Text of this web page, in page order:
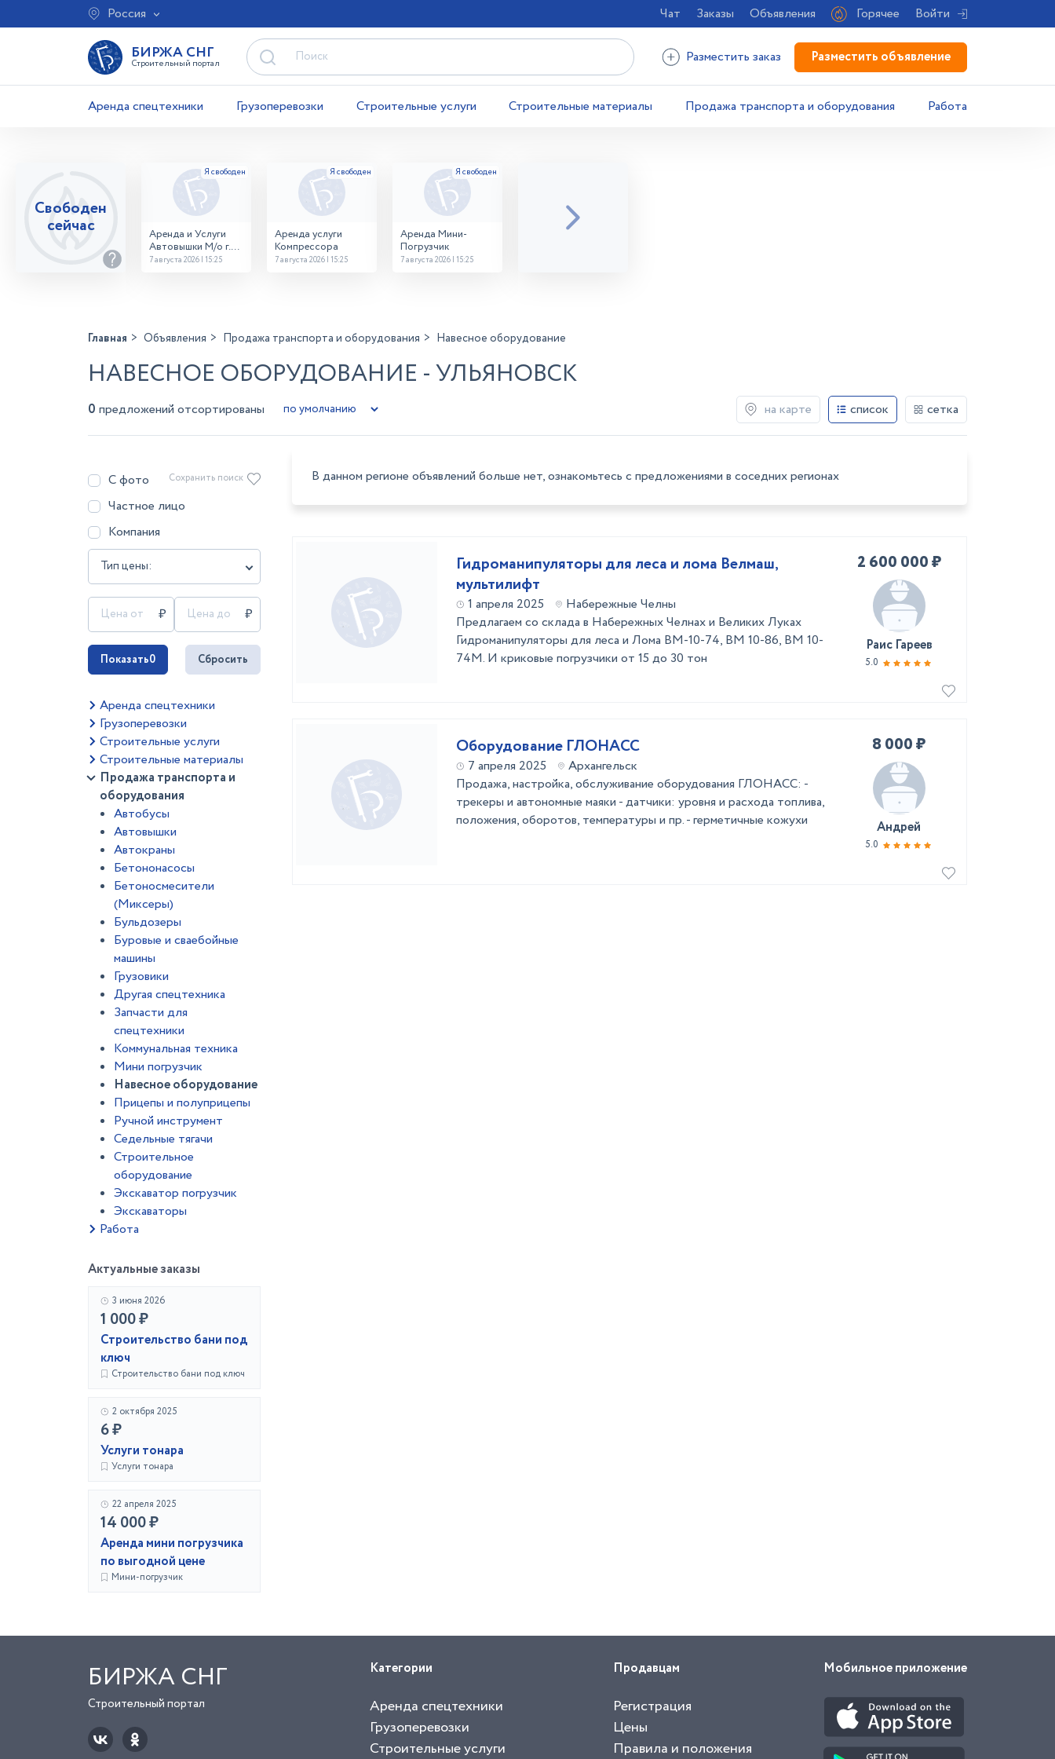
Россия Чат Заказы Объявления Горячее Войти
БИРЖА СНГ
Строительный портал Разместить заказ Разместить объявление
Аренда спецтехники Грузоперевозки Строительные услуги Строительные материалы Продажа транспорта и оборудования Работа
Свободен
сейчас
Аренда и Услуги
Автовышки М/о г.
Домодедово
7 августа 2026 | 15:25
Аренда услуги
Компрессора
7 августа 2026 | 15:25
Аренда Мини-
Погрузчик
7 августа 2026 | 15:25
Главная Объявления Продажа транспорта и оборудования Навесное оборудование
НАВЕСНОЕ ОБОРУДОВАНИЕ - УЛЬЯНОВСК
0 предложений отсортированы на карте список сетка
С фото
Частное лицо
Компания
Тип цены:
Сохранить поиск
Показать0 Сбросить
Аренда спецтехники
Грузоперевозки
Строительные услуги
Строительные материалы
Продажа транспорта и
оборудования
Автобусы
Автовышки
Автокраны
Бетононасосы
Бетоносмесители
(Миксеры)
Бульдозеры
Буровые и сваебойные
машины
Грузовики
Другая спецтехника
Запчасти для
спецтехники
Коммунальная техника
Мини погрузчик
Навесное оборудование
Прицепы и полуприцепы
Ручной инструмент
Седельные тягачи
Строительное
оборудование
Экскаватор погрузчик
Экскаваторы
Работа
Актуальные заказы
3 июня 2026
1 000 ₽
Строительство бани под
ключ
Строительство бани под ключ
2 октября 2025
6 ₽
Услуги тонара
Услуги тонара
22 апреля 2025
14 000 ₽
Аренда мини погрузчика
по выгодной цене
Мини-погрузчик
В данном регионе объявлений больше нет, ознакомьтесь с предложениями в соседних регионах
Гидроманипуляторы для леса и лома Велмаш,
мультилифт
1 апреля 2025
Набережные Челны
Предлагаем со склада в Набережных Челнах и Великих Луках
Гидроманипуляторы для леса и Лома ВМ-10-74, ВМ 10-86, ВМ 10-
74М. И криковые погрузчики от 15 до 30 тон
2 600 000 ₽
Раис Гареев
5.0
Оборудование ГЛОНАСС
7 апреля 2025
Архангельск
Продажа, настройка, обслуживание оборудования ГЛОНАСС: -
трекеры и автономные маяки - датчики: уровня и расхода топлива,
положения, оборотов, температуры и пр. - герметичные кожухи
8 000 ₽
Андрей
5.0
БИРЖА СНГ
Строительный портал
Категории
Аренда спецтехники
Грузоперевозки
Строительные услуги
Продавцам
Регистрация
Цены
Правила и положения
Мобильное приложение